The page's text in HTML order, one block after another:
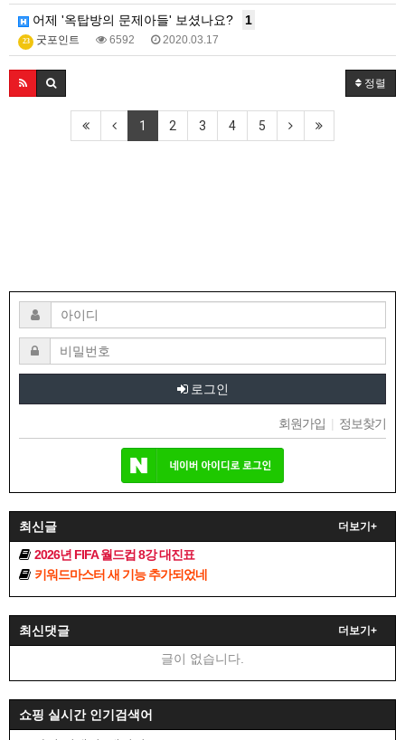
어제 '옥탑방의 문제아들' 보셨나요? 1
23 굿포인트 6592 2020.03.17
정렬
1 2 3 4 5
로그인
회원가입 | 정보찾기
최신글 더보기+
2026년 FIFA 월드컵 8강 대진표
키워드마스터 새 기능 추가되었네
최신댓글 더보기+
글이 없습니다.
쇼핑 실시간 인기검색어